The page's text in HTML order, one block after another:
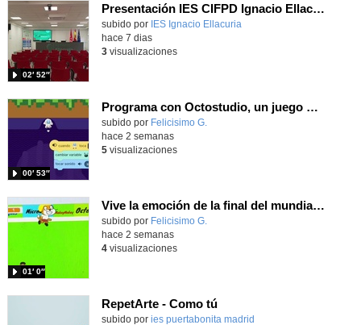
Presentación IES CIFPD Ignacio Ellacuría
Contenido educativo.
subido por IES Ignacio Ellacuria
02′ 52″
hace 7 dias
3visualizaciones
Programa con Octostudio, un juego moviendo la tablet para ganar con España, el mundial 2026
Contenido educativo.
subido por Felicisimo G.
00′ 53″
hace 2 semanas
5visualizaciones
Vive la emoción de la final del mundial 2026, programando con Scratch un juego de toques.
Contenido educativo.
subido por Felicisimo G.
01′ 0″
hace 2 semanas
4visualizaciones
RepetArte - Como tú
subido por ies puertabonita madrid